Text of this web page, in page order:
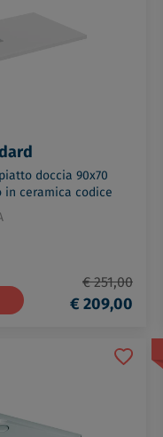
doccia 90x70
in ceramica codice
€ 251,00
€ 209,00